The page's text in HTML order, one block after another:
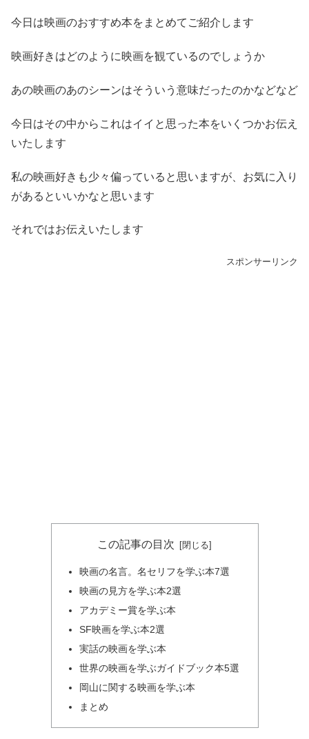
今日は映画のおすすめ本をまとめてご紹介します
映画好きはどのように映画を観ているのでしょうか
あの映画のあのシーンはそういう意味だったのかなどなど
今日はその中からこれはイイと思った本をいくつかお伝え
いたします
私の映画好きも少々偏っていると思いますが、お気に入り
があるといいかなと思います
それではお伝えいたします
スポンサーリンク
この記事の目次
映画の名言。名セリフを学ぶ本7選
映画の見方を学ぶ本2選
アカデミー賞を学ぶ本
SF映画を学ぶ本2選
実話の映画を学ぶ本
世界の映画を学ぶガイドブック本5選
岡山に関する映画を学ぶ本
まとめ